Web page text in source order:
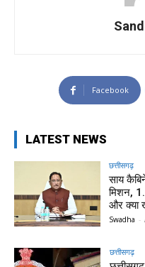
Facebook
LATEST NEWS
छत्तीसगढ़
साय
मिशन,
और क्या
Swadha -
छत्तीसगढ़